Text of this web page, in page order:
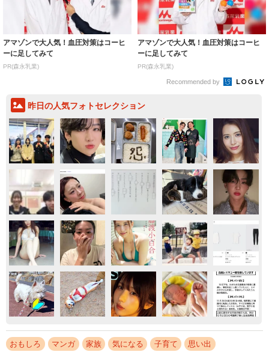
アマゾンで大人気！血圧対策はコーヒ
ーに足してみて
PR(森永乳業)
アマゾンで大人気！血圧対策はコーヒ
ーに足してみて
PR(森永乳業)
Recommended by
昨日の人気フォトセレクション
おもしろ マンガ 家族 気になる 子育て 思い出